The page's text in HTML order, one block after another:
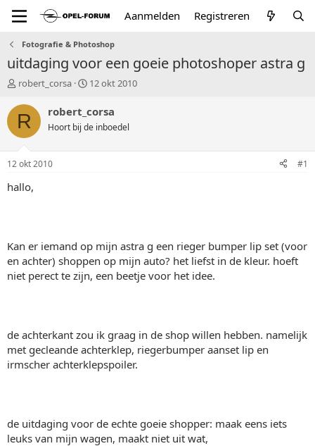
Aanmelden Registreren
Fotografie & Photoshop
uitdaging voor een goeie photoshoper astra g
T
p
a
r
robert_corsa
S
a
t
12 okt 2010
R robert_corsa
Hoort bij de inboedel
12 okt 2010 #1
hallo,
Kan er iemand op mijn astra g een rieger bumper lip set (voor
en achter) shoppen op mijn auto? het liefst in de kleur. hoeft
niet perect te zijn, een beetje voor het idee.
de achterkant zou ik graag in de shop willen hebben. namelijk
met gecleande achterklep, riegerbumper aanset lip en
irmscher achterklepspoiler.
de uitdaging voor de echte goeie shopper: maak eens iets
leuks van mijn wagen, maakt niet uit wat,